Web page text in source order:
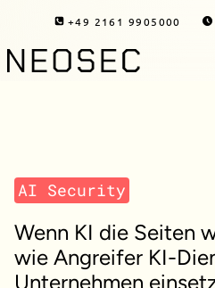
springen
+49 2161 9905000
AI Security
Wenn KI die Seiten
wie Angreifer KI-
Unternehmen